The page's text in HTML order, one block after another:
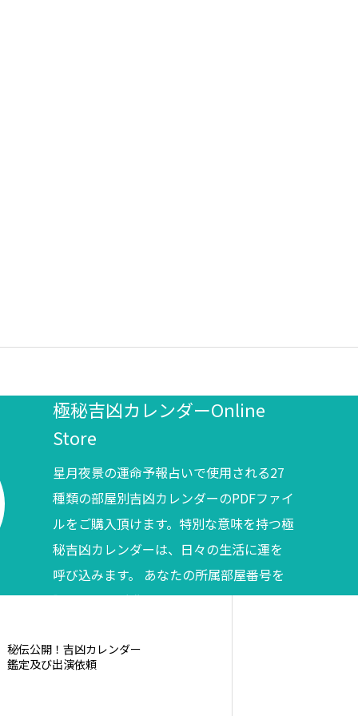
極秘吉凶カレンダーOnline
Store
星月夜景の運命予報占いで使用される27
種類の部屋別吉凶カレンダーのPDFファイ
ルをご購入頂けます。特別な意味を持つ極
秘吉凶カレンダーは、日々の生活に運を
呼び込みます。 あなたの所属部屋番号を
調べてからご購入ください。
秘伝公開！吉凶カレンダー
鑑定及び出演依頼